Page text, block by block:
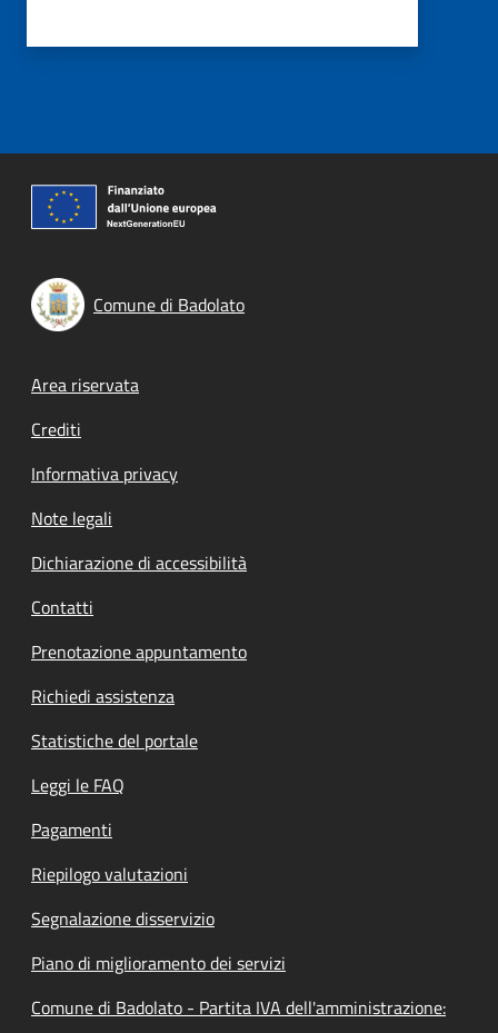
Comune di Badolato
Footer menu
Area riservata
Crediti
Informativa privacy
Note legali
Dichiarazione di accessibilità
Contatti
Prenotazione appuntamento
Richiedi assistenza
Statistiche del portale
Leggi le FAQ
Pagamenti
Riepilogo valutazioni
Segnalazione disservizio
Piano di miglioramento dei servizi
Comune di Badolato - Partita IVA dell'amministrazione: